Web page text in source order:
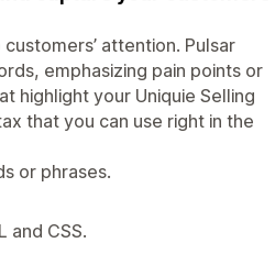
attention. Pulsar
emphasizing pain points or
highlight your Uniquie Selling
that you can use right in the
or phrases.
and CSS.